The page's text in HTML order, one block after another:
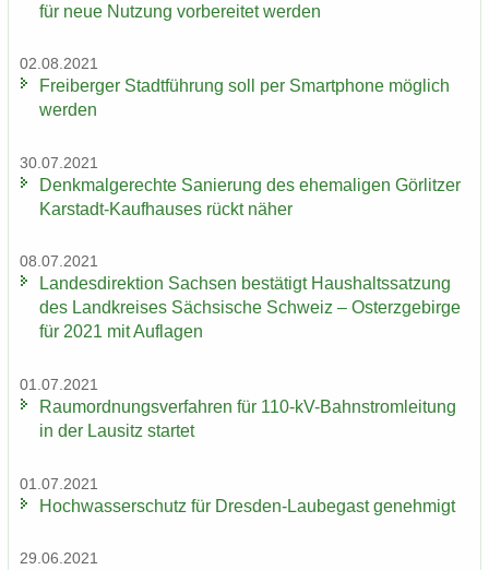
für neue Nut­zung vor­be­rei­tet wer­den
02.08.2021
Frei­ber­ger Stadt­füh­rung soll per Smart­pho­ne mög­lich
wer­den
30.07.2021
Denk­mal­ge­rech­te Sa­nie­rung des ehe­ma­li­gen Gör­lit­zer
Karstadt-​Kaufhauses rückt näher
08.07.2021
Lan­des­di­rek­ti­on Sach­sen be­stä­tigt Haus­halts­sat­zung
des Land­krei­ses Säch­si­sche Schweiz – Ost­erz­ge­bir­ge
für 2021 mit Auf­la­gen
01.07.2021
Raum­ord­nungs­ver­fah­ren für 110-​kV-Bahnstromleitung
in der Lau­sitz star­tet
01.07.2021
Hoch­was­ser­schutz für Dresden-​Laubegast ge­neh­migt
29.06.2021